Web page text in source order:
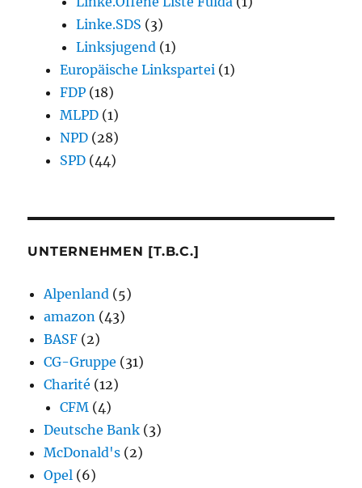
Linke.SDS (3)
Linksjugend (1)
Europäische Linkspartei (1)
FDP (18)
MLPD (1)
NPD (28)
SPD (44)
UNTERNEHMEN [T.B.C.]
Alpenland (5)
amazon (43)
BASF (2)
CG-Gruppe (31)
Charité (12)
CFM (4)
Deutsche Bank (3)
McDonald's (2)
Opel (6)